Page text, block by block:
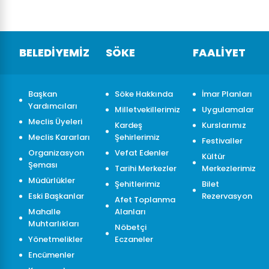
personeli
dikkat
kadın
çanta
dinletisi
mevsimlik
BELEDİYEMİZ
Başkan
Yardımcıları
Meclis Üyeleri
Meclis Kararları
Organizasyon
Şeması
Müdürlükler
Eski Başkanlar
Mahalle
Muhtarlıkları
Yönetmelikler
Encümenler
SÖKE
Söke Hakkında
Milletvekillerimiz
Kardeş
Şehirlerimiz
Vefat Edenler
Tarihi Merkezler
Şehitlerimiz
Afet Toplanma
Alanları
Nöbetçi
Eczaneler
FAALİYET
İmar Planları
Uygulamalar
Kurslarımız
Festivaller
Kültür
Merkezlerimiz
Bilet
Rezervasyon